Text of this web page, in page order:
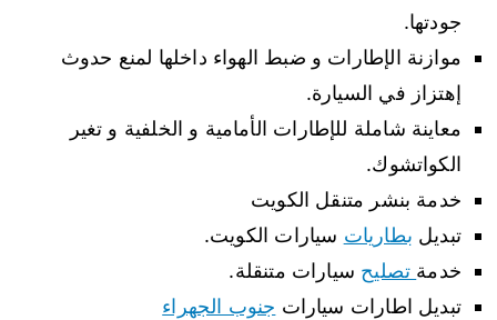
جودتها.
موازنة الإطارات و ضبط الهواء داخلها لمنع حدوث
إهتزاز في السيارة.
معاينة شاملة للإطارات الأمامية و الخلفية و تغير
الكواتشوك.
خدمة بنشر متنقل الكويت
تبديل بطاريات سيارات الكويت.
خدمة تصليح سيارات متنقلة.
تبديل اطارات سيارات جنوب الجهراء